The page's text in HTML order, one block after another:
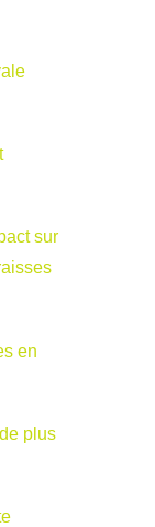
sur
en
plus